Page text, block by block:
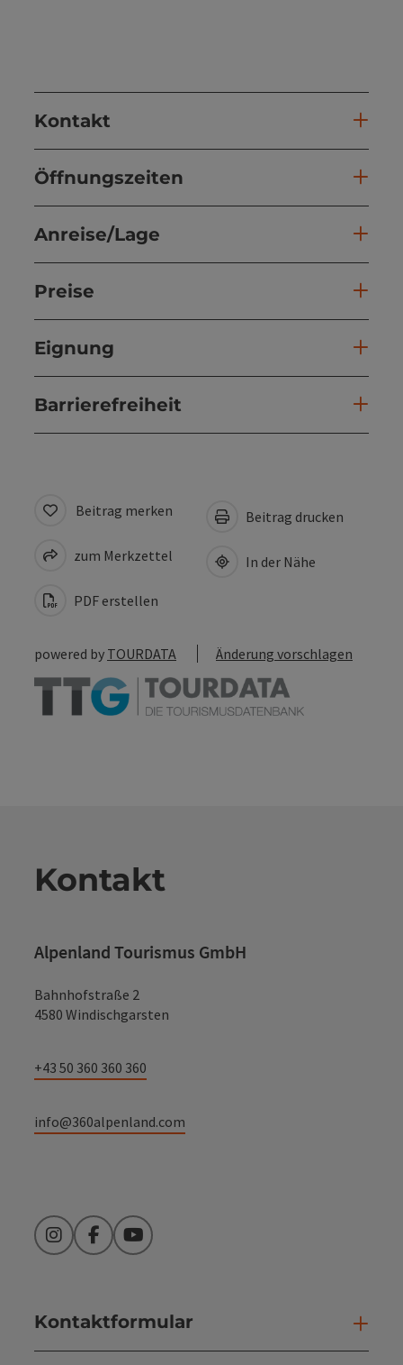
Kontakt
Öffnungszeiten
Anreise/Lage
Preise
Eignung
Barrierefreiheit
Beitrag merken
zum Merkzettel
PDF erstellen
Beitrag drucken
In der Nähe
powered by TOURDATA Änderung vorschlagen
Kontakt
Alpenland Tourismus GmbH
Bahnhofstraße 2
4580 Windischgarsten
+43 50 360 360 360
info@360alpenland.com
InstagramFacebookYouTube
Kontaktformular